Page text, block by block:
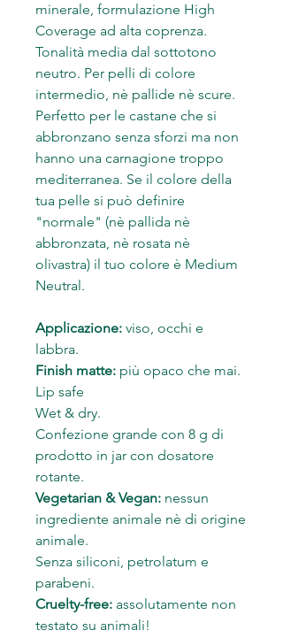
minerale, formulazione High
Coverage ad alta coprenza.
Tonalità media dal sottotono
neutro. Per pelli di colore
intermedio, nè pallide nè scure.
Perfetto per le castane che si
abbronzano senza sforzi ma non
hanno una carnagione troppo
mediterranea. Se il colore della
tua pelle si può definire
"normale" (nè pallida nè
abbronzata, nè rosata nè
olivastra) il tuo colore è Medium
Neutral.
Applicazione: viso, occhi e
labbra.
Finish matte: più opaco che mai.
Lip safe
Wet & dry.
Confezione grande con 8 g di
prodotto in jar con dosatore
rotante.
Vegetarian & Vegan: nessun
ingrediente animale nè di origine
animale.
Senza siliconi, petrolatum e
parabeni.
Cruelty-free: assolutamente non
testato su animali!